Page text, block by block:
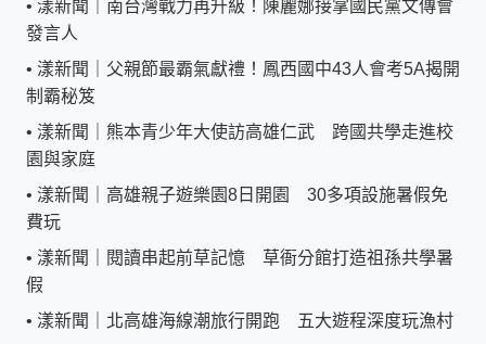
• 漾新聞｜南台灣戰力再升級！陳麗娜接掌國民黨文傳會
發言人
• 漾新聞｜父親節最霸氣獻禮！鳳西國中43人會考5A揭開
制霸秘笈
• 漾新聞｜熊本青少年大使訪高雄仁武 跨國共學走進校
園與家庭
• 漾新聞｜高雄親子遊樂園8日開園 30多項設施暑假免
費玩
• 漾新聞｜閱讀串起前草記憶 草衙分館打造祖孫共學暑
假
• 漾新聞｜北高雄海線潮旅行開跑 五大遊程深度玩漁村